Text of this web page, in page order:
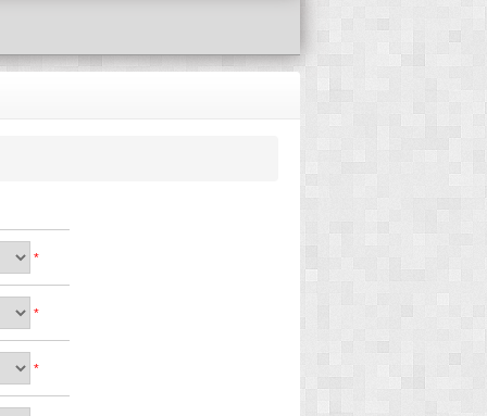
*
*
*